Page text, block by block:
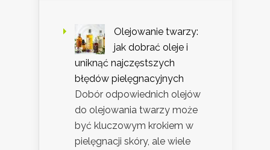
Olejowanie twarzy:
jak dobrać oleje i
uniknąć najczęstszych
błędów pielęgnacyjnych
Dobór odpowiednich olejów
do olejowania twarzy może
być kluczowym krokiem w
pielęgnacji skóry, ale wiele